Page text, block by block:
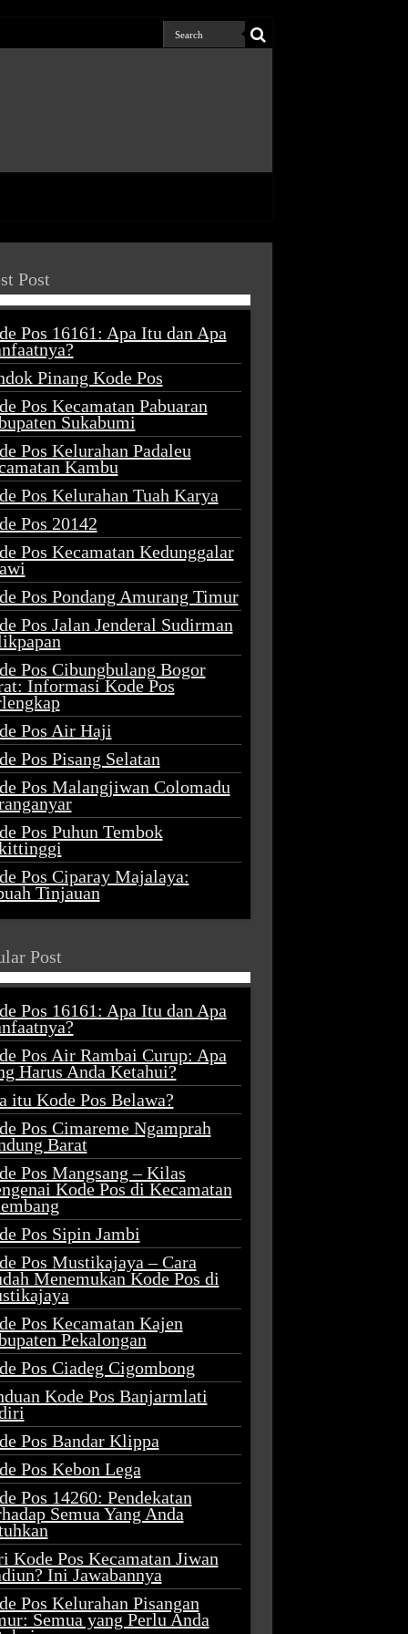
Post
Pos 16161: Apa Itu dan Apa
Pinang Kode Pos
Pos Kecamatan Pabuaran
Sukabumi
Pos Kelurahan Padaleu
Kambu
Pos Kelurahan Tuah Karya
Pos 20142
Pos Kecamatan Kedunggalar
Pos Pondang Amurang Timur
Pos Jalan Jenderal Sudirman
Pos Cibungbulang Bogor
Informasi Kode Pos
Pos Air Haji
Pos Pisang Selatan
Pos Malangjiwan Colomadu
Pos Puhun Tembok
Pos Ciparay Majalaya:
Tinjauan
Post
Pos 16161: Apa Itu dan Apa
Pos Air Rambai Curup: Apa
Harus Anda Ketahui?
itu Kode Pos Belawa?
Pos Cimareme Ngamprah
Barat
Pos Mangsang – Kilas
Kode Pos di Kecamatan
Pos Sipin Jambi
Pos Mustikajaya – Cara
Menemukan Kode Pos di
Pos Kecamatan Kajen
Pekalongan
Pos Ciadeg Cigombong
Kode Pos Banjarmlati
Pos Bandar Klippa
Pos Kebon Lega
Pos 14260: Pendekatan
Semua Yang Anda
Kode Pos Kecamatan Jiwan
Ini Jawabannya
Pos Kelurahan Pisangan
Semua yang Perlu Anda